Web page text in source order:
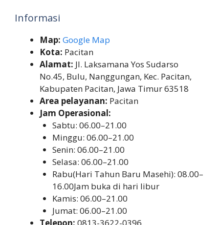
Informasi
Map: Google Map
Kota: Pacitan
Alamat: Jl. Laksamana Yos Sudarso
No.45, Bulu, Nanggungan, Kec. Pacitan,
Kabupaten Pacitan, Jawa Timur 63518
Area pelayanan: Pacitan
Jam Operasional:
Sabtu: 06.00–21.00
Minggu: 06.00–21.00
Senin: 06.00–21.00
Selasa: 06.00–21.00
Rabu(Hari Tahun Baru Masehi): 08.00–
16.00Jam buka di hari libur
Kamis: 06.00–21.00
Jumat: 06.00–21.00
Telepon: 0813-3622-0396